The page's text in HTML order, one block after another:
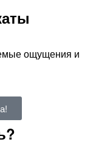
ощущения и